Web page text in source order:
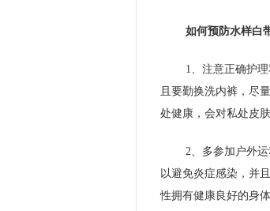
如何预防水样白
1、注意正确护
且要勤换洗内裤，尽
处健康，会对私处皮肤
2、多参加户外
以避免炎症感染，并
性拥有健康良好的身体